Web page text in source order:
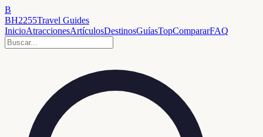
B
BH2255Travel Guides
InicioAtraccionesArtículosDestinosGuíasTopCompararFAQ